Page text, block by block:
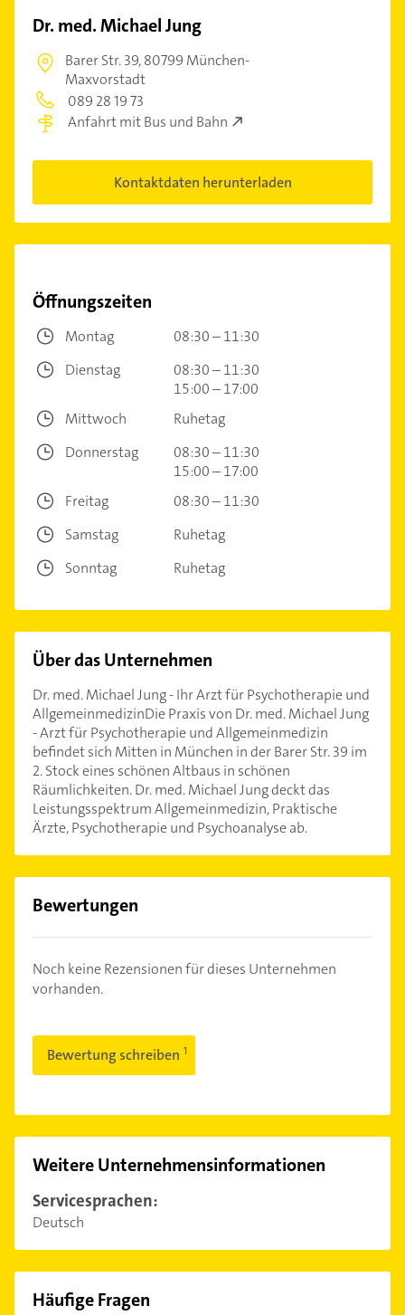
Dr. med. Michael Jung
Barer Str. 39,80799 München-
Maxvorstadt
089 28 19 73
Anfahrt mit Bus und Bahn
Kontaktdaten herunterladen
Öffnungszeiten
Montag
08:30 – 11:30
Dienstag
08:30 – 11:30
15:00 – 17:00
Mittwoch
Ruhetag
Donnerstag
08:30 – 11:30
15:00 – 17:00
Freitag
08:30 – 11:30
Samstag
Ruhetag
Sonntag
Ruhetag
Über das Unternehmen
Dr. med. Michael Jung - Ihr Arzt für Psychotherapie und
AllgemeinmedizinDie Praxis von Dr. med. Michael Jung
- Arzt für Psychotherapie und Allgemeinmedizin
befindet sich Mitten in München in der Barer Str. 39 im
2. Stock eines schönen Altbaus in schönen
Räumlichkeiten. Dr. med. Michael Jung deckt das
Leistungsspektrum Allgemeinmedizin, Praktische
Ärzte, Psychotherapie und Psychoanalyse ab.
Bewertungen
Noch keine Rezensionen für dieses Unternehmen
vorhanden.
Bewertung schreiben
Weitere Unternehmensinformationen
Servicesprachen:
Deutsch
Häufige Fragen